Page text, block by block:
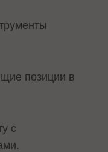
позиции в
с